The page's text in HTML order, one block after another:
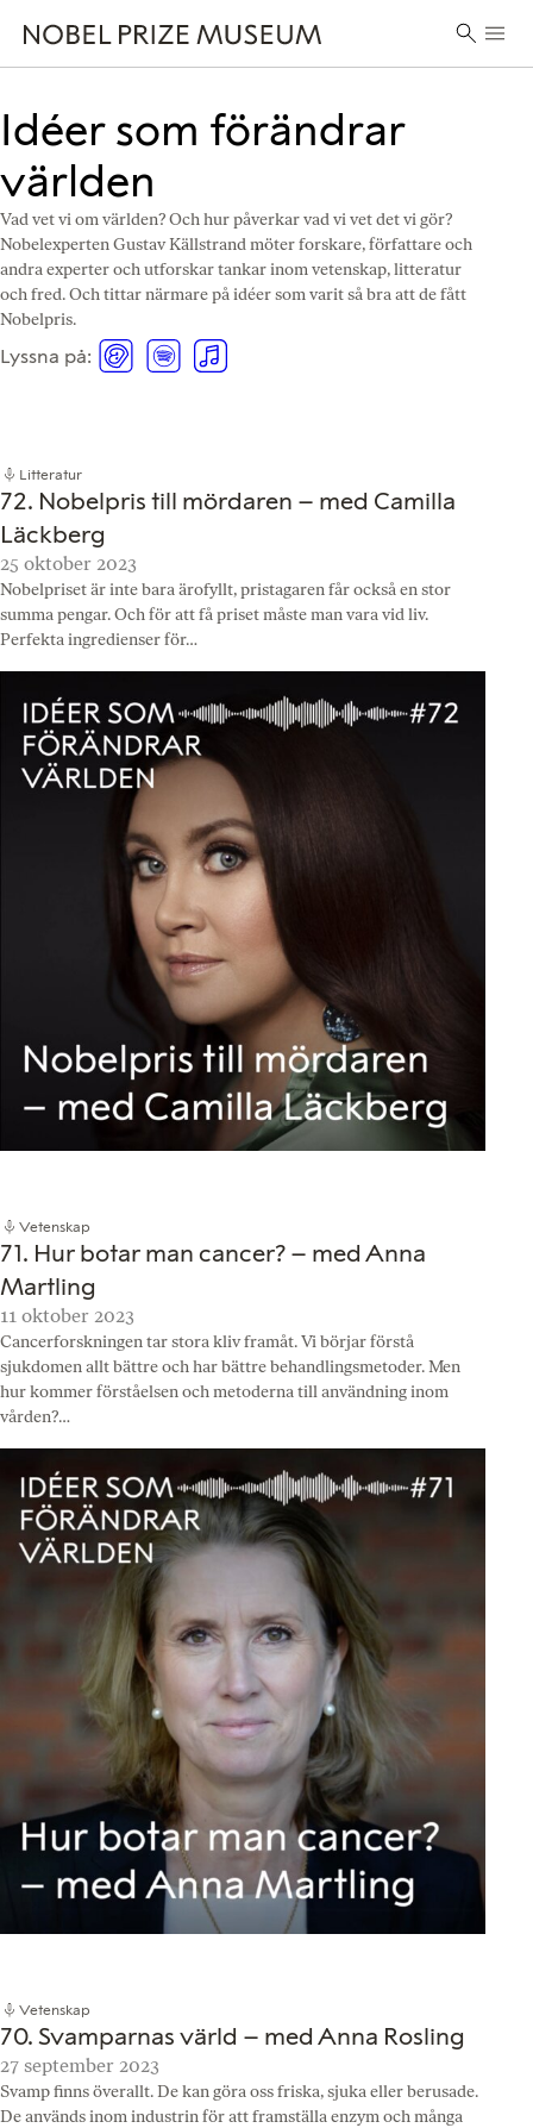
Skip
to
header
Skip
to
main
Skip
to
footer
Sök
Idéer som förändrar
världen
Vad vet vi om världen? Och hur påverkar vad vi vet det vi gör?
Nobelexperten Gustav Källstrand möter forskare, författare och
andra experter och utforskar tankar inom vetenskap, litteratur
och fred. Och tittar närmare på idéer som varit så bra att de fått
Nobelpris.
Lyssna på:
LyssnaLyssnaLyssna
Litteratur
72. Nobelpris till mördaren – med Camilla
Läckberg
25 oktober 2023
Nobelpriset är inte bara ärofyllt, pristagaren får också en stor
summa pengar. Och för att få priset måste man vara vid liv.
Perfekta ingredienser för…
Vetenskap
71. Hur botar man cancer? – med Anna
Martling
11 oktober 2023
Cancerforskningen tar stora kliv framåt. Vi börjar förstå
sjukdomen allt bättre och har bättre behandlingsmetoder. Men
hur kommer förståelsen och metoderna till användning inom
vården?…
Vetenskap
70. Svamparnas värld – med Anna Rosling
27 september 2023
Svamp finns överallt. De kan göra oss friska, sjuka eller berusade.
De används inom industrin för att framställa enzym och många